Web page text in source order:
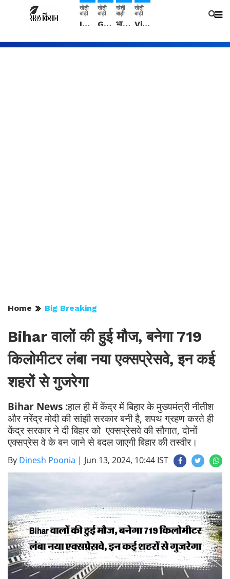
खेती
बाड़ी
IMD: राजस्थान में प्री-मानसून की सामान्य से 74% अधिक बारिश, दस्तक में देरी और मानसून कमजोर रहेगा
खेती
बाड़ी
Guar Ka Rate: ग्वार के भाव में हल्की बढ़ोतरी, बढ़ सकता है बुवाई का रकबा
खेती
बाड़ी
भारत में 29 मई से शुरु होगी प्री-मानसून बारिश, ECMWF विदेशी मौसम एजेंसी का पूर्वानुमान
खेती
बाड़ी
Video: सिरसा जिले के कई गांवों में बारिश और बूंदाबांदी, कॉटन की फसल को होगा फायदा
Home Big Breaking
Bihar वालों की हुई मौज, बनेगा 719
किलोमीटर लंबा नया एक्सप्रेसवे, इन कई
शहरों से गुजरेगा
Bihar News :हाल ही में केंद्र में बिहार के मुख्यमंत्री नीतीश
और नरेंद्र मोदी की सांझी सरकार बनी है, शपथ ग्रहण करते ही
केंद्र सरकार ने दी बिहार को एक्सप्रेसवे की सौगात, दोनों
एक्सप्रेस वे के बन जाने से बदल जाएगी बिहार की तस्वीर।
By Dinesh Poonia | Jun 13, 2024, 10:44 IST